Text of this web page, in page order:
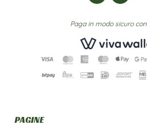
Paga in modo sicuro con
PAGINE